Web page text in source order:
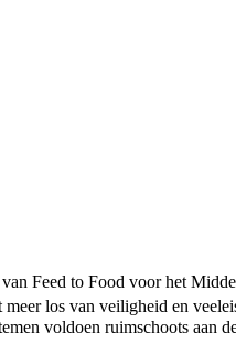
Feed to Food voor het
los van veiligheid en
voldoen ruimschoots aan